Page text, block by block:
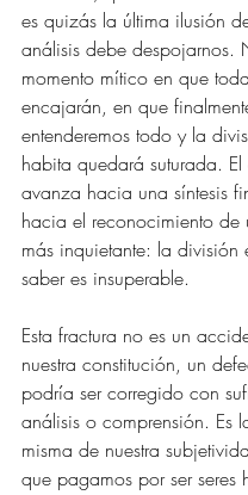
es quizás la última ilusión
análisis debe despojarnos.
momento mítico en que
encajarán, en que
entenderemos todo y la
habita quedará suturada.
avanza hacia una síntesis
hacia el reconocimiento de
más inquietante: la división
saber es insuperable.
Esta fractura no es un
nuestra constitución, un
podría ser corregido con
análisis o comprensión. Es
misma de nuestra
que pagamos por ser seres